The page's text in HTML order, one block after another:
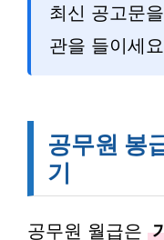
최신 공고문
관을 들이세
공무원 봉
기
공무원 월급은